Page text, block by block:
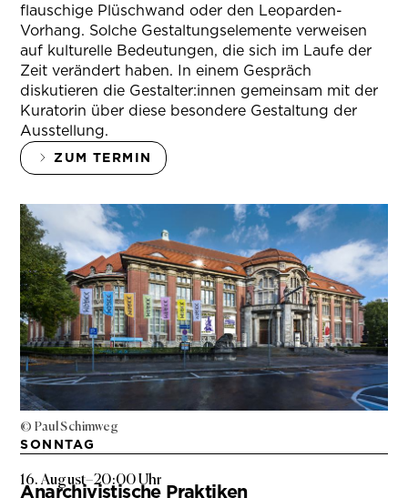
flauschige Plüschwand oder den Leoparden-
Vorhang. Solche Gestaltungselemente verweisen
auf kulturelle Bedeutungen, die sich im Laufe der
Zeit verändert haben. In einem Gespräch
diskutieren die Gestalter:innen gemeinsam mit der
Kuratorin über diese besondere Gestaltung der
Ausstellung.
ZUM TERMIN
© Paul Schimweg
SONNTAG
16. August–20:00 Uhr
Anarchivistische Praktiken